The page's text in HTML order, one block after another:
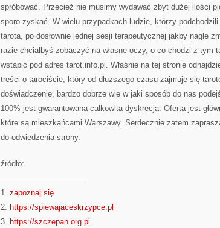
spróbować. Przecież nie musimy wydawać zbyt dużej ilości
sporo zyskać. W wielu przypadkach ludzie, którzy
tarota, po dosłownie jednej sesji terapeutycznej jakby nagle
razie chciałbyś zobaczyć na własne oczy, o co chodzi z tym
wstąpić pod adres tarot.info.pl. Właśnie na tej stronie
treści o tarociście, który od dłuższego czasu zajmuje się
doświadczenie, bardzo dobrze wie w jaki sposób do nas
100% jest gwarantowana całkowita dyskrecja. Oferta jest
które są mieszkańcami Warszawy. Serdecznie zatem
do odwiedzenia strony.
źródło:
———————————
1. zapoznaj się
2. https://spiewajaceskrzypce.pl
3. https://szczepan.org.pl